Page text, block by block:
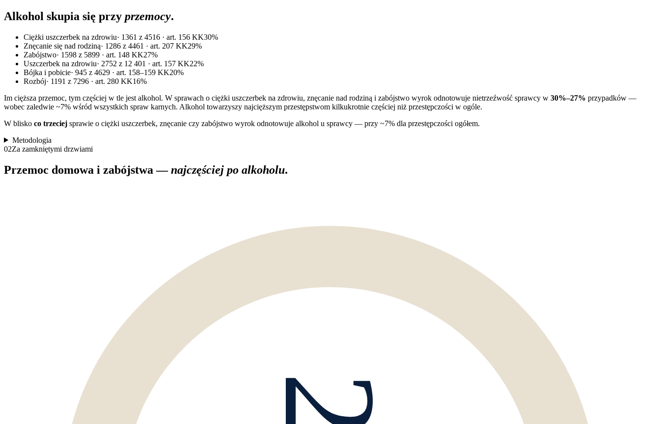
Alkohol skupia się przy przemocy.
Ciężki uszczerbek na zdrowiu· 1361 z 4516 · art. 156 KK30%
Znęcanie się nad rodziną· 1286 z 4461 · art. 207 KK29%
Zabójstwo· 1598 z 5899 · art. 148 KK27%
Uszczerbek na zdrowiu· 2752 z 12 401 · art. 157 KK22%
Bójka i pobicie· 945 z 4629 · art. 158–159 KK20%
Rozbój· 1191 z 7296 · art. 280 KK16%
Im cięższa przemoc, tym częściej w tle jest alkohol. W sprawach o ciężki uszczerbek na zdrowiu, znęcanie nad rodziną i zabójstwo wyrok odnotowuje nietrzeźwość sprawcy w 30%–27% przypadków —
wobec zaledwie ~7% wśród wszystkich spraw karnych. Alkohol towarzyszy najcięższym przestępstwom kilkukrotnie częściej niż przestępczości w ogóle.
W blisko co trzeciej sprawie o ciężki uszczerbek, znęcanie czy zabójstwo wyrok odnotowuje alkohol u sprawcy — przy ~7% dla przestępczości ogółem.
Metodologia
02Za zamkniętymi drzwiami
Przemoc domowa i zabójstwa —najczęściej po alkoholu.